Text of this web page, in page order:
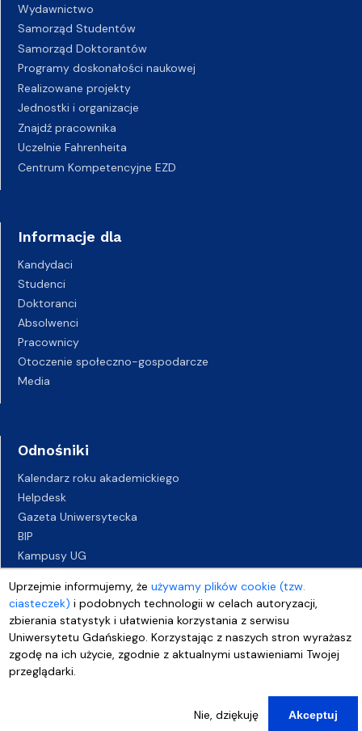
Uprzejmie informujemy, żeużywamy plików cookie (tzw.
ciasteczek) i podobnych technologii w celach autoryzacji,
zbierania statystyk i ułatwienia korzystania z serwisu
Uniwersytetu Gdańskiego. Korzystając z naszych stron wyrażasz
zgodę na ich użycie, zgodnie z aktualnymi ustawieniami Twojej
przeglądarki.
Nie, dziękuję Akceptuj
Wydawnictwo
Samorząd Studentów
Samorząd Doktorantów
Programy doskonałości naukowej
Realizowane projekty
Jednostki i organizacje
Znajdź pracownika
Uczelnie Fahrenheita
Centrum Kompetencyjne EZD
Informacje dla
Kandydaci
Studenci
Doktoranci
Absolwenci
Pracownicy
Otoczenie społeczno-gospodarcze
Media
Odnośniki
Kalendarz roku akademickiego
Helpdesk
Gazeta Uniwersytecka
BIP
Kampusy UG
Oferty pracy
Deklaracja dostępności